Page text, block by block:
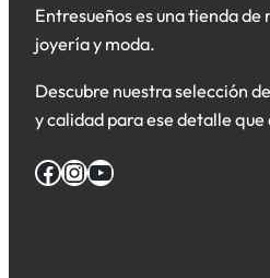
Entresueños es una tienda
joyería y moda.
Descubre nuestra selección
y calidad para ese detalle
Facebook InstagramYouTube